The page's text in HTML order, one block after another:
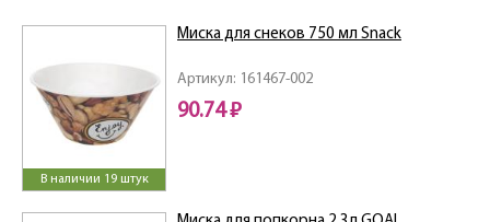
В наличии 19 штук
Артикул: 161467-002
Миска для снеков 750 мл Snack
90.74 ₽